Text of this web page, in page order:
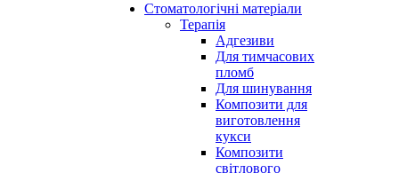
Стоматологічні матеріали
Терапія
Адгезиви
Для тимчасових
пломб
Для шинування
Композити для
виготовлення
кукси
Композити
світлового